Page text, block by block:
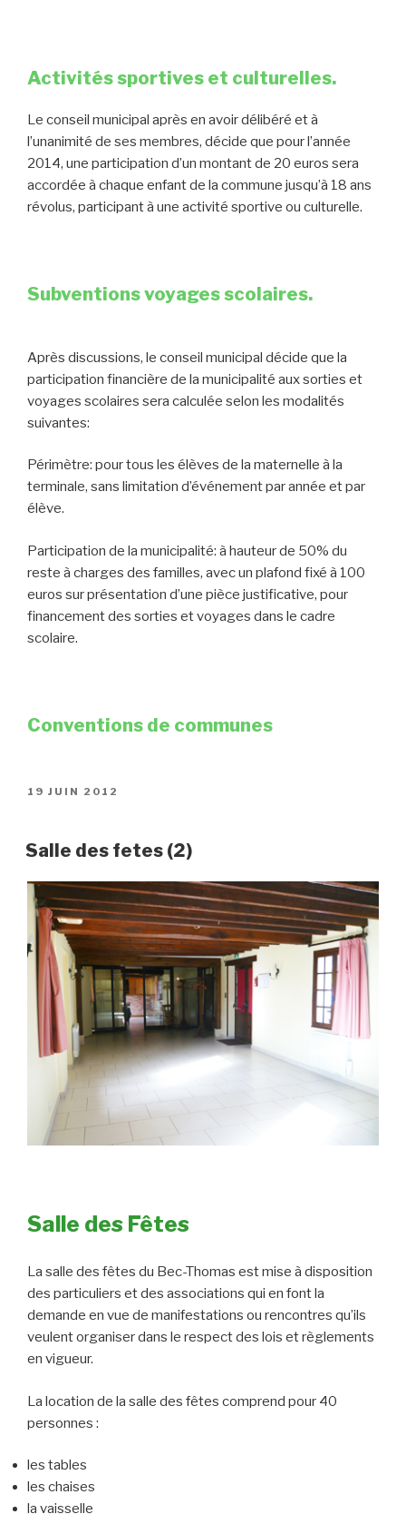
Activités sportives et culturelles.
Le conseil municipal après en avoir délibéré et à
l’unanimité de ses membres, décide que pour l’année
2014, une participation d’un montant de 20 euros sera
accordée à chaque enfant de la commune jusqu’à 18 ans
révolus, participant à une activité sportive ou culturelle.
Subventions voyages scolaires.
Après discussions, le conseil municipal décide que la
participation financière de la municipalité aux sorties et
voyages scolaires sera calculée selon les modalités
suivantes:
Périmètre: pour tous les élèves de la maternelle à la
terminale, sans limitation d’événement par année et par
élève.
Participation de la municipalité: à hauteur de 50% du
reste à charges des familles, avec un plafond fixé à 100
euros sur présentation d’une pièce justificative, pour
financement des sorties et voyages dans le cadre
scolaire.
Conventions de communes
PUBLIÉ
19 JUIN 2012
Salle des fetes (2)
Salle des Fêtes
La salle des fêtes du Bec-Thomas est mise à disposition
des particuliers et des associations qui en font la
demande en vue de manifestations ou rencontres qu’ils
veulent organiser dans le respect des lois et règlements
en vigueur.
La location de la salle des fêtes comprend pour 40
personnes :
les tables
les chaises
la vaisselle